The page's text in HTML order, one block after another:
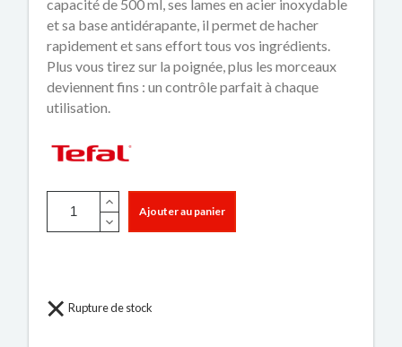
capacité de 500 ml, ses lames en acier inoxydable
et sa base antidérapante, il permet de hacher
rapidement et sans effort tous vos ingrédients.
Plus vous tirez sur la poignée, plus les morceaux
deviennent fins : un contrôle parfait à chaque
utilisation.
Ajouter au panier
Rupture de stock